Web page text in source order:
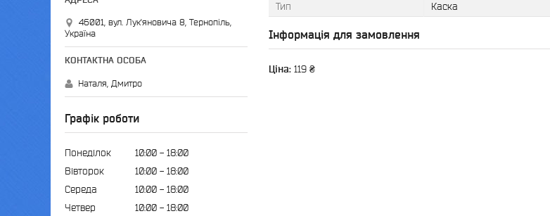
Тип Каска
Інформація для замовлення
Ціна: 119 ₴
46001, вул. Лук'яновича 8, Тернопіль,
Україна
Наталя, Дмитро
Графік роботи
Понеділок 10:00
18:00
Вівторок
10:00
18:00
Середа
10:00
18:00
Четвер
10:00 18:00